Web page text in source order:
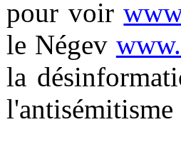
pour voir
le Négev
la